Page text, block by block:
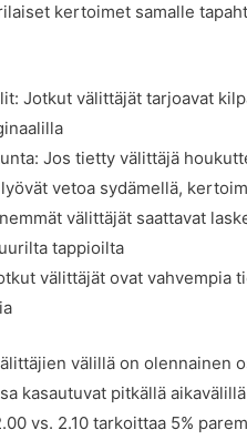
kertoimet samalle
Jotkut välittäjät tarjoavat
Jos tietty välittäjä
vetoa sydämellä,
välittäjät saattavat
tappioilta
välittäjät ovat vahvempia
välillä on olennainen
kasautuvat pitkällä
vs. 2.10 tarkoittaa 5%